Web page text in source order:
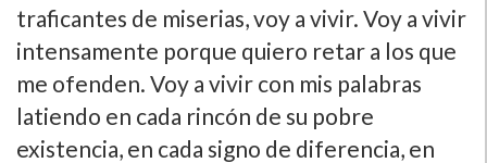
traficantes de miserias, voy a vivir. Voy a vivir
intensamente porque quiero retar a los que
me ofenden. Voy a vivir con mis palabras
latiendo en cada rincón de su pobre
existencia, en cada signo de diferencia, en